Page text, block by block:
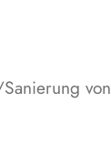
von